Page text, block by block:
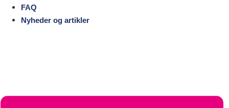
FAQ
Nyheder og artikler